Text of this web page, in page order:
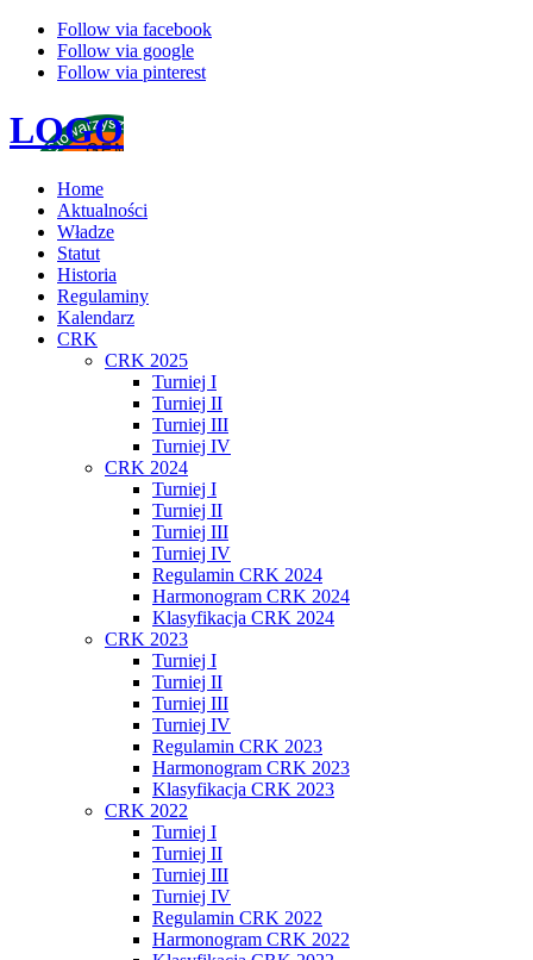
Follow via facebook
Follow via google
Follow via pinterest
LOGO
Home
Aktualności
Władze
Statut
Historia
Regulaminy
Kalendarz
CRK
CRK 2025
Turniej I
Turniej II
Turniej III
Turniej IV
CRK 2024
Turniej I
Turniej II
Turniej III
Turniej IV
Regulamin CRK 2024
Harmonogram CRK 2024
Klasyfikacja CRK 2024
CRK 2023
Turniej I
Turniej II
Turniej III
Turniej IV
Regulamin CRK 2023
Harmonogram CRK 2023
Klasyfikacja CRK 2023
CRK 2022
Turniej I
Turniej II
Turniej III
Turniej IV
Regulamin CRK 2022
Harmonogram CRK 2022